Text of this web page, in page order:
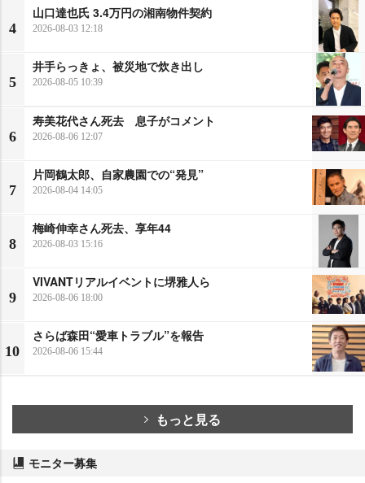
4
山口達也氏 3.4万円の湘南物件契約
2026-08-03 12:18
5
井手らっきょ、被災地で炊き出し
2026-08-05 10:39
6
寿美花代さん死去 息子がコメント
2026-08-06 12:07
7
片岡鶴太郎、自家農園での“発見”
2026-08-04 14:05
8
梅崎伸幸さん死去、享年44
2026-08-03 15:16
9
VIVANTリアルイベントに堺雅人ら
2026-08-06 18:00
10
さらば森田“愛車トラブル”を報告
2026-08-06 15:44
もっと見る
モニター募集